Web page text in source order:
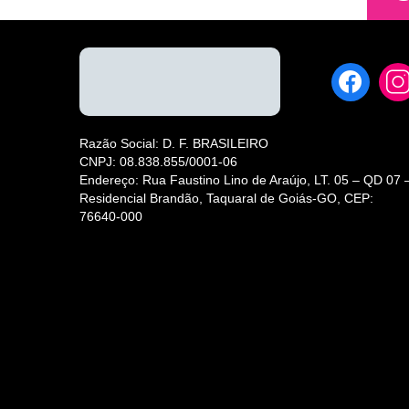
Razão Social: D. F. BRASILEIRO
CNPJ: 08.838.855/0001-06
Endereço: Rua Faustino Lino de Araújo, LT. 05 – QD 07
Residencial Brandão, Taquaral de Goiás-GO, CEP:
76640-000